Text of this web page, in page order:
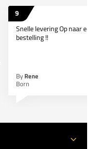
9
Snelle levering Op naar
bestelling !!
By Rene
Born